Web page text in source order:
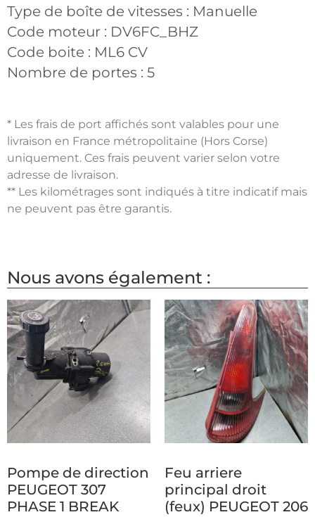
Type de boîte de vitesses : Manuelle
Code moteur : DV6FC_BHZ
Code boite : ML6 CV
Nombre de portes : 5
* Les frais de port affichés sont valables pour une
livraison en France métropolitaine (Hors Corse)
uniquement. Ces frais peuvent varier selon votre
adresse de livraison.
** Les kilométrages sont indiqués à titre indicatif mais
ne peuvent pas être garantis.
Nous avons également :
Pompe de direction
PEUGEOT 307
PHASE 1 BREAK
Feu arriere
principal droit
(feux) PEUGEOT 206